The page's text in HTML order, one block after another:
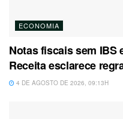
ECONOMIA
Notas fiscais sem IBS
Receita esclarece
4 DE AGOSTO DE 2026, 09:13H